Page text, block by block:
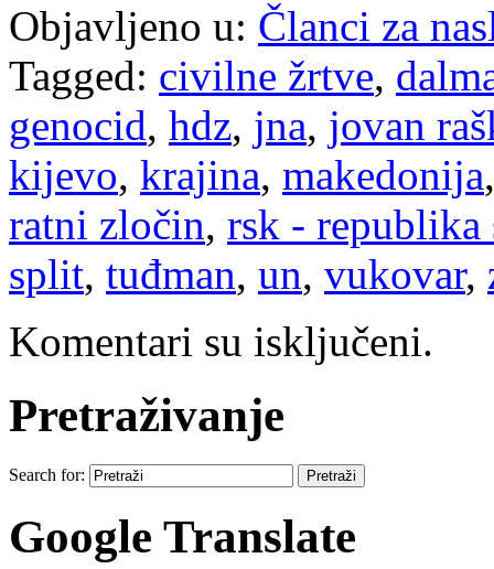
Objavljeno u: Članci za
Tagged: civilne žrtve,
genocid, hdz, jna, jovan
kijevo, krajina, makedonija
ratni zločin, rsk - republika
split, tuđman, un, vukovar,
Komentari su isključeni.
Pretraživanje
Search for:
Google Translate